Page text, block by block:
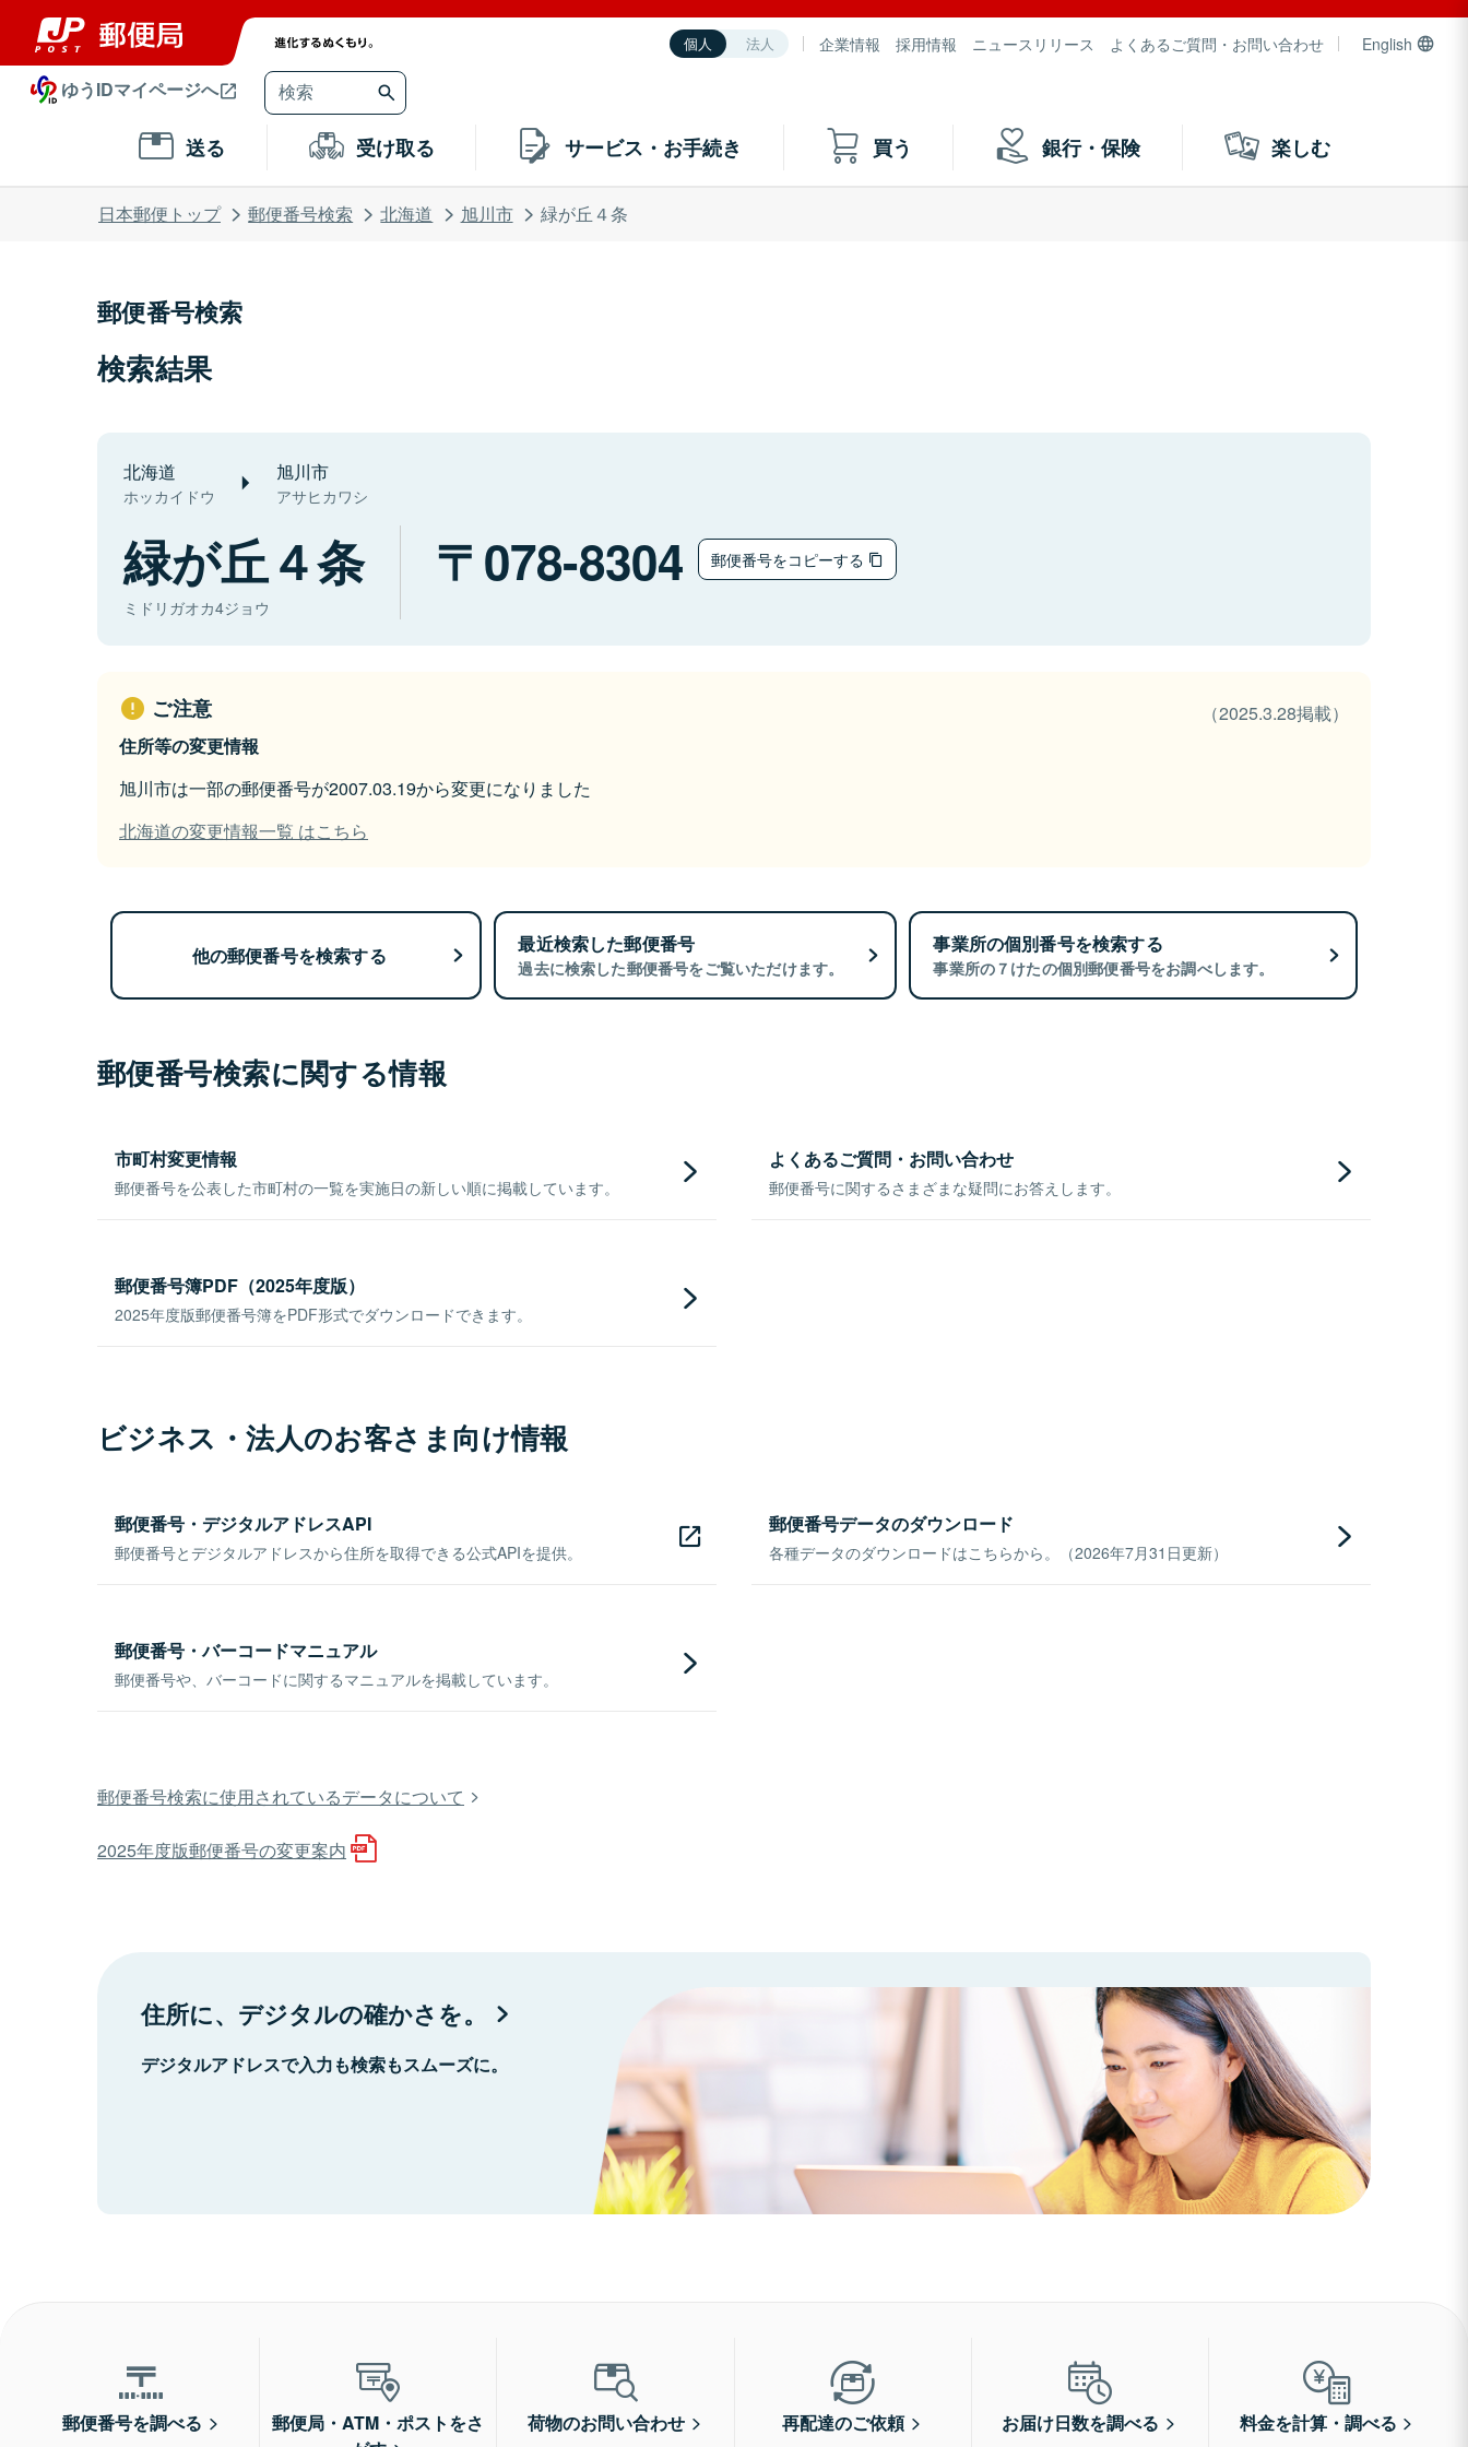
個人 法人 企業情報 採用情報 ニュースリリース よくあるご質問・お問い合わせ English
ゆうIDマイページへ
送る 受け取る サービス・お手続き 買う 銀行・保険 楽しむ
日本郵便トップ 郵便番号検索 北海道 旭川市 緑が丘４条
郵便番号検索
検索結果
北海道
ホッカイドウ
旭川市
アサヒカワシ
緑が丘４条
ミドリガオカ4ジョウ
078-8304 郵便番号をコピーする
ご注意
（2025.3.28掲載）
住所等の変更情報
旭川市は一部の郵便番号が2007.03.19から変更になりました
北海道の変更情報一覧 はこちら
他の郵便番号を検索する 最近検索した郵便番号
過去に検索した郵便番号をご覧いただけます。
事業所の個別番号を検索する
事業所の７けたの個別郵便番号をお調べします。
郵便番号検索に関する情報
市町村変更情報
郵便番号を公表した市町村の一覧を実施日の新しい順に掲載しています。
よくあるご質問・お問い合わせ
郵便番号に関するさまざまな疑問にお答えします。
郵便番号簿PDF（2025年度版）
2025年度版郵便番号簿をPDF形式でダウンロードできます。
ビジネス・法人のお客さま向け情報
郵便番号・デジタルアドレスAPI
郵便番号とデジタルアドレスから住所を取得できる公式APIを提供。
郵便番号データのダウンロード
各種データのダウンロードはこちらから。（2026年7月31日更新）
郵便番号・バーコードマニュアル
郵便番号や、バーコードに関するマニュアルを掲載しています。
郵便番号検索に使用されているデータについて
2025年度版郵便番号の変更案内
住所に、デジタルの確かさを。
デジタルアドレスで入力も検索もスムーズに。
郵便番号を調べる
郵便局・ATM・ポストをさ
荷物のお問い合わせ 再配達のご依頼 お届け日数を調べる 料金を計算・調べる